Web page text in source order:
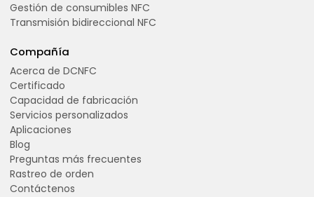
Gestión de consumibles NFC
Transmisión bidireccional NFC
Compañía
Acerca de DCNFC
Certificado
Capacidad de fabricación
Servicios personalizados
Aplicaciones
Blog
Preguntas más frecuentes
Rastreo de orden
Contáctenos